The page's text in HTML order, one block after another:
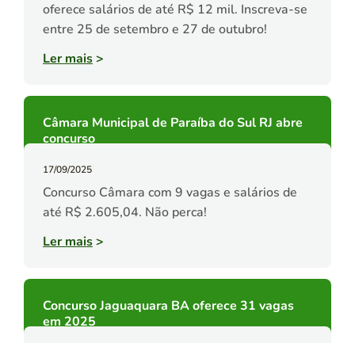
oferece salários de até R$ 12 mil. Inscreva-se
entre 25 de setembro e 27 de outubro!
Ler mais>
Câmara Municipal de Paraíba do Sul RJ abre
concurso
17/09/2025
Concurso Câmara com 9 vagas e salários de
até R$ 2.605,04. Não perca!
Ler mais>
Concurso Jaguaquara BA oferece 31 vagas
em 2025